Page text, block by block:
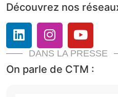
Découvrez nos
DANS LA PRESSE
On parle de CTM :